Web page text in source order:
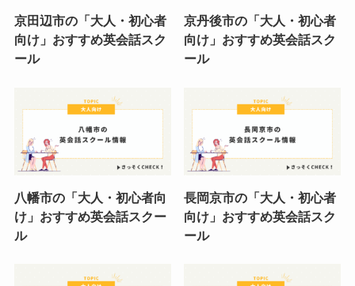
京田辺市の「大人・初心者
向け」おすすめ英会話スク
ール
京丹後市の「大人・初心者
向け」おすすめ英会話スク
ール
八幡市の「大人・初心者向
け」おすすめ英会話スクー
ル
長岡京市の「大人・初心者
向け」おすすめ英会話スク
ール